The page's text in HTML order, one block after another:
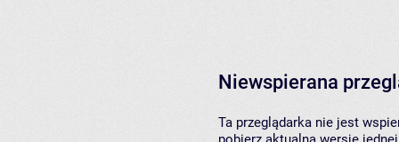
Niewspierana
Ta przeglądarka nie jest